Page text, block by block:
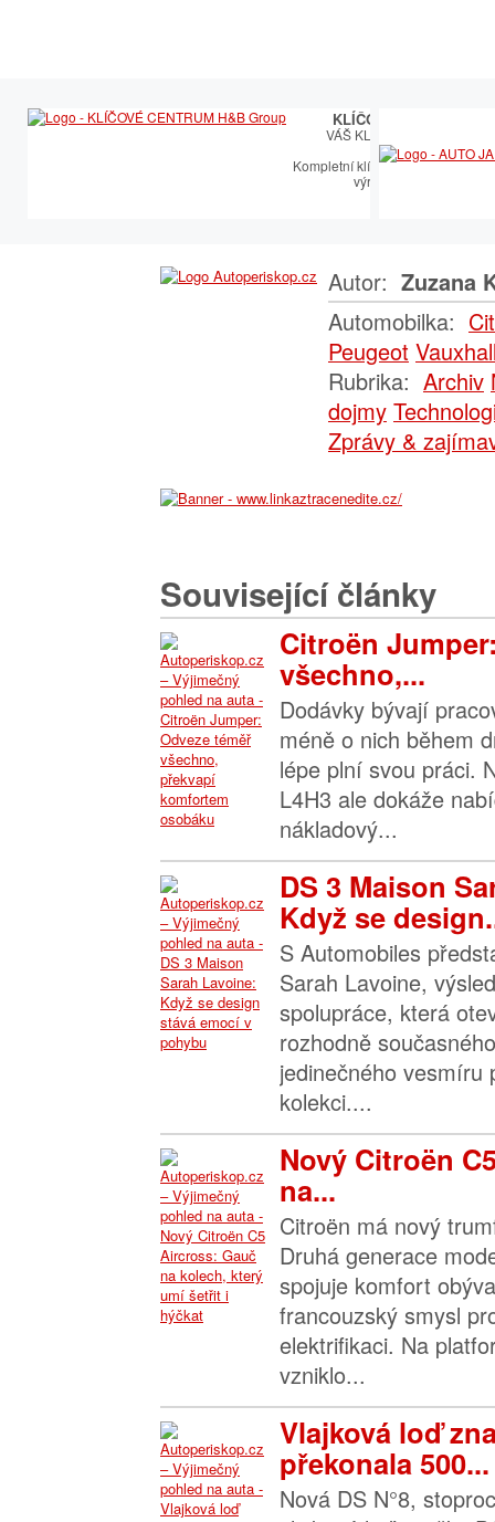
KLÍČOVÉ CENTRUM
VÁŠ KLÍČOVÝ PARTNER
Kompletní klíčařský sortiment
výroby autoklíčů
Autor: Zuzana
Automobilka:
Peugeot
Rubrika: Archiv
dojmy
Zprávy &
Související články
Citroën
všechno,...
Dodávky bývají
méně o nich během
lépe plní svou práci.
L4H3 ale dokáže
nákladový...
DS 3 Maison
Když se
S Automobiles
Sarah Lavoine,
spolupráce, která
rozhodně
jedinečného vesmíru
kolekci....
Nový Citroën
na...
Citroën má nový
Druhá generace
spojuje komfort
francouzský smysl
elektrifikaci. Na
vzniklo...
Vlajková loď
překonala 500...
Nová DS N°8,